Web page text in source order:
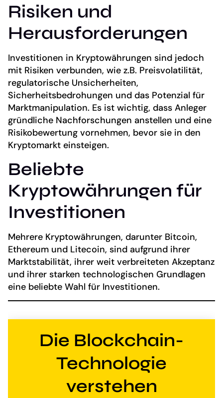
Risiken und
Herausforderungen
Investitionen in Kryptowährungen sind jedoch
mit Risiken verbunden, wie z.B. Preisvolatilität,
regulatorische Unsicherheiten,
Sicherheitsbedrohungen und das Potenzial für
Marktmanipulation. Es ist wichtig, dass Anleger
gründliche Nachforschungen anstellen und eine
Risikobewertung vornehmen, bevor sie in den
Kryptomarkt einsteigen.
Beliebte
Kryptowährungen für
Investitionen
Mehrere Kryptowährungen, darunter Bitcoin,
Ethereum und Litecoin, sind aufgrund ihrer
Marktstabilität, ihrer weit verbreiteten Akzeptanz
und ihrer starken technologischen Grundlagen
eine beliebte Wahl für Investitionen.
Die Blockchain-
Technologie
verstehen